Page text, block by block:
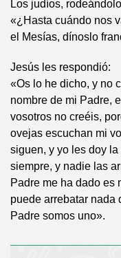
Los judíos,
«¿Hasta cuándo nos
el Mesías, dínoslo
Jesús les respondió:
«Os lo he dicho, y no
nombre de mi Padre,
vosotros no creéis,
ovejas escuchan mi
siguen, y yo les doy
siempre, y nadie las
Padre me ha dado es
puede arrebatar nada
Padre somos uno».